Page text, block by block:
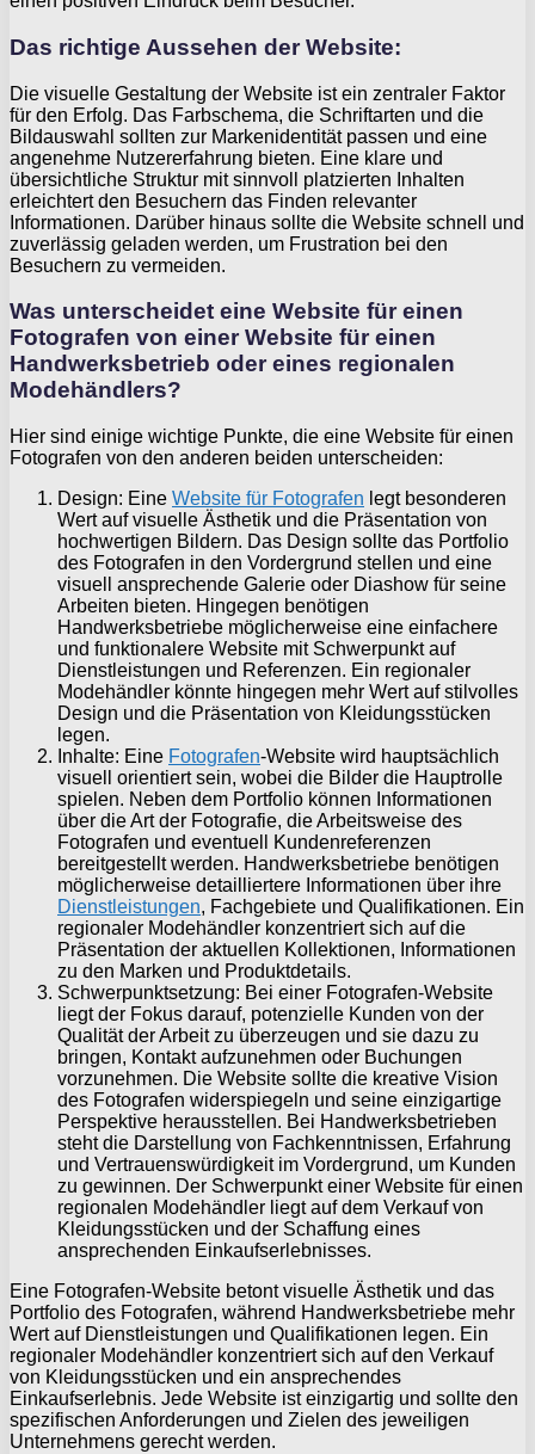
Das richtige Aussehen der Website:
Die visuelle Gestaltung der Website ist ein zentraler Faktor
für den Erfolg. Das Farbschema, die Schriftarten und die
Bildauswahl sollten zur Markenidentität passen und eine
angenehme Nutzererfahrung bieten. Eine klare und
übersichtliche Struktur mit sinnvoll platzierten Inhalten
erleichtert den Besuchern das Finden relevanter
Informationen. Darüber hinaus sollte die Website schnell und
zuverlässig geladen werden, um Frustration bei den
Besuchern zu vermeiden.
Was unterscheidet eine Website für einen
Fotografen von einer Website für einen
Handwerksbetrieb oder eines regionalen
Modehändlers?
Hier sind einige wichtige Punkte, die eine Website für einen
Fotografen von den anderen beiden unterscheiden:
Design: Eine Website für Fotografen legt besonderen
Wert auf visuelle Ästhetik und die Präsentation von
hochwertigen Bildern. Das Design sollte das Portfolio
des Fotografen in den Vordergrund stellen und eine
visuell ansprechende Galerie oder Diashow für seine
Arbeiten bieten. Hingegen benötigen
Handwerksbetriebe möglicherweise eine einfachere
und funktionalere Website mit Schwerpunkt auf
Dienstleistungen und Referenzen. Ein regionaler
Modehändler könnte hingegen mehr Wert auf stilvolles
Design und die Präsentation von Kleidungsstücken
legen.
Inhalte: Eine Fotografen-Website wird hauptsächlich
visuell orientiert sein, wobei die Bilder die Hauptrolle
spielen. Neben dem Portfolio können Informationen
über die Art der Fotografie, die Arbeitsweise des
Fotografen und eventuell Kundenreferenzen
bereitgestellt werden. Handwerksbetriebe benötigen
möglicherweise detailliertere Informationen über ihre
Dienstleistungen, Fachgebiete und Qualifikationen. Ein
regionaler Modehändler konzentriert sich auf die
Präsentation der aktuellen Kollektionen, Informationen
zu den Marken und Produktdetails.
Schwerpunktsetzung: Bei einer Fotografen-Website
liegt der Fokus darauf, potenzielle Kunden von der
Qualität der Arbeit zu überzeugen und sie dazu zu
bringen, Kontakt aufzunehmen oder Buchungen
vorzunehmen. Die Website sollte die kreative Vision
des Fotografen widerspiegeln und seine einzigartige
Perspektive herausstellen. Bei Handwerksbetrieben
steht die Darstellung von Fachkenntnissen, Erfahrung
und Vertrauenswürdigkeit im Vordergrund, um Kunden
zu gewinnen. Der Schwerpunkt einer Website für einen
regionalen Modehändler liegt auf dem Verkauf von
Kleidungsstücken und der Schaffung eines
ansprechenden Einkaufserlebnisses.
Eine Fotografen-Website betont visuelle Ästhetik und das
Portfolio des Fotografen, während Handwerksbetriebe mehr
Wert auf Dienstleistungen und Qualifikationen legen. Ein
regionaler Modehändler konzentriert sich auf den Verkauf
von Kleidungsstücken und ein ansprechendes
Einkaufserlebnis. Jede Website ist einzigartig und sollte den
spezifischen Anforderungen und Zielen des jeweiligen
Unternehmens gerecht werden.